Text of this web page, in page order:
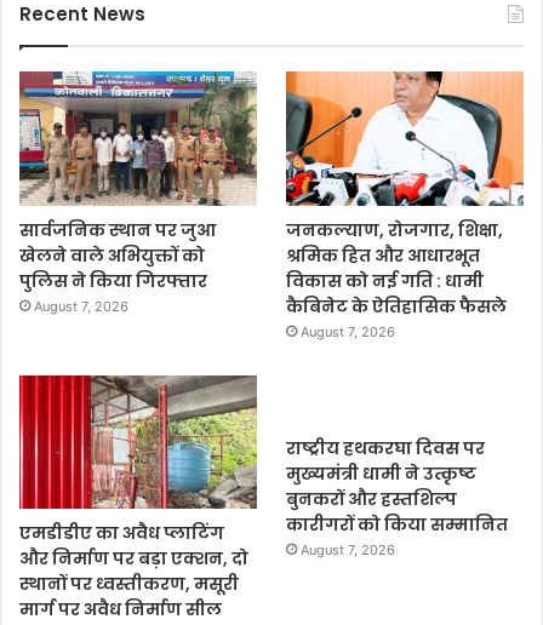
Recent News
सार्वजनिक स्थान पर जुआ
खेलने वाले अभियुक्तों को
पुलिस ने किया गिरफ्तार
August 7, 2026
जनकल्याण, रोजगार, शिक्षा,
श्रमिक हित और आधारभूत
विकास को नई गति : धामी
कैबिनेट के ऐतिहासिक फैसले
August 7, 2026
एमडीडीए का अवैध प्लाटिंग
और निर्माण पर बड़ा एक्शन, दो
स्थानों पर ध्वस्तीकरण, मसूरी
मार्ग पर अवैध निर्माण सील
राष्ट्रीय हथकरघा दिवस पर
मुख्यमंत्री धामी ने उत्कृष्ट
बुनकरों और हस्तशिल्प
कारीगरों को किया सम्मानित
August 7, 2026